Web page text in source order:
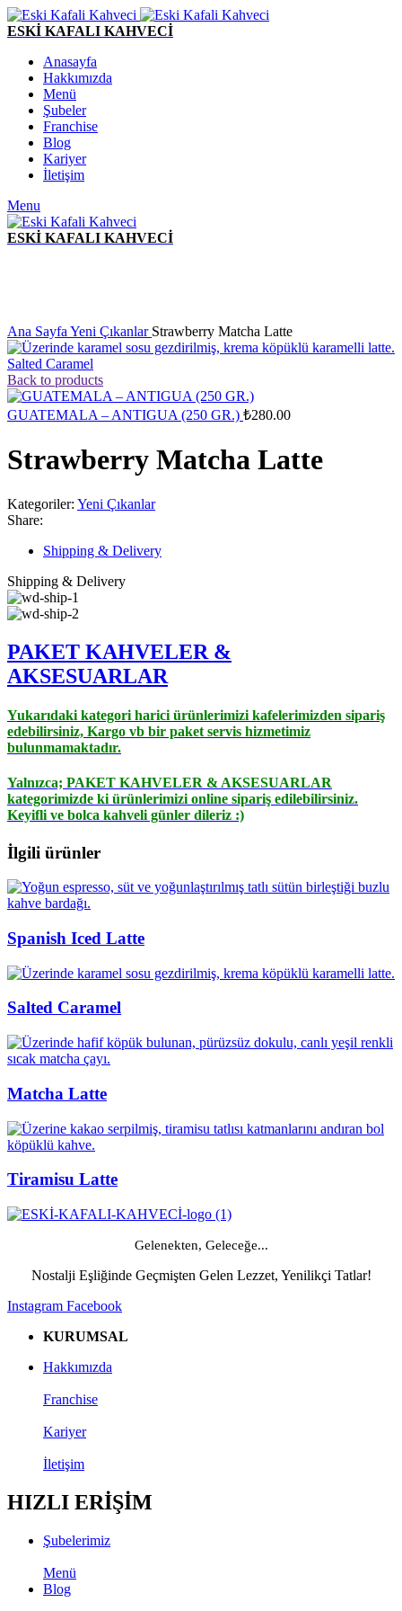
ESKİ KAFALI KAHVECİ
Anasayfa
Hakkımızda
Menü
Şubeler
Franchise
Blog
Kariyer
İletişim
Menu
ESKİ KAFALI KAHVECİ
Ana Sayfa Yeni Çıkanlar Strawberry Matcha Latte
Salted Caramel
Back to products
GUATEMALA – ANTIGUA (250 GR.) ₺280.00
Strawberry Matcha Latte
Kategoriler: Yeni Çıkanlar
Share:
Shipping & Delivery
Shipping & Delivery
PAKET KAHVELER &
AKSESUARLAR
Yukarıdaki kategori harici ürünlerimizi kafelerimizden sipariş
edebilirsiniz, Kargo vb bir paket servis hizmetimiz
bulunmamaktadır.
Yalnızca; PAKET KAHVELER & AKSESUARLAR
kategorimizde ki ürünlerimizi online sipariş edilebilirsiniz.
Keyifli ve bolca kahveli günler dileriz :)
İlgili ürünler
Spanish Iced Latte
Salted Caramel
Matcha Latte
Tiramisu Latte
Gelenekten, Geleceğe...
Nostalji Eşliğinde Geçmişten Gelen Lezzet, Yenilikçi Tatlar!
Instagram Facebook
KURUMSAL
Hakkımızda
Franchise
Kariyer
İletişim
HIZLI ERİŞİM
Şubelerimiz
Menü
Blog